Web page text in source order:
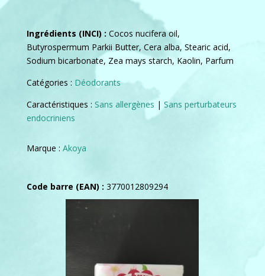
Ingrédients (INCI) : Cocos nucifera oil,
Butyrospermum Parkii Butter, Cera alba, Stearic acid,
Sodium bicarbonate, Zea mays starch, Kaolin, Parfum
Catégories : Déodorants
Caractéristiques : Sans allergènes | Sans perturbateurs
endocriniens
Marque : Akoya
Code barre (EAN) : 3770012809294